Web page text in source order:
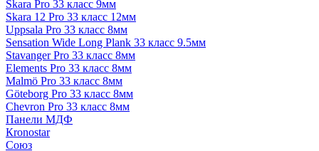
Skara Pro 33 класс 9мм
Skara 12 Pro 33 класс 12мм
Uppsala Pro 33 класс 8мм
Sensation Wide Long Plank 33 класс 9.5мм
Stavanger Pro 33 класс 8мм
Elements Pro 33 класс 8мм
Malmö Pro 33 класс 8мм
Göteborg Pro 33 класс 8мм
Chevron Pro 33 класс 8мм
Панели МДФ
Кronostar
Союз